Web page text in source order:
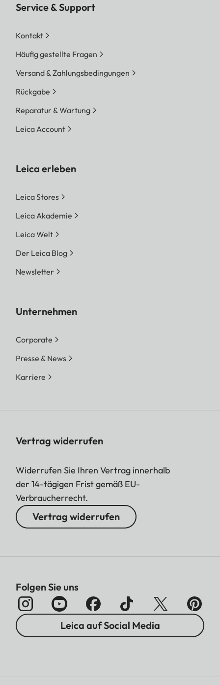
Service & Support
Kontakt
Häufig gestellte Fragen
Versand & Zahlungsbedingungen
Rückgabe
Reparatur & Wartung
Leica Account
Leica erleben
Leica Stores
Leica Akademie
Leica Welt
Der Leica Blog
Newsletter
Unternehmen
Corporate
Presse & News
Karriere
Vertrag widerrufen
Widerrufen Sie Ihren Vertrag innerhalb
der 14-tägigen Frist gemäß EU-
Verbraucherrecht.
Vertrag widerrufen
Folgen Sie uns
Leica auf Social Media